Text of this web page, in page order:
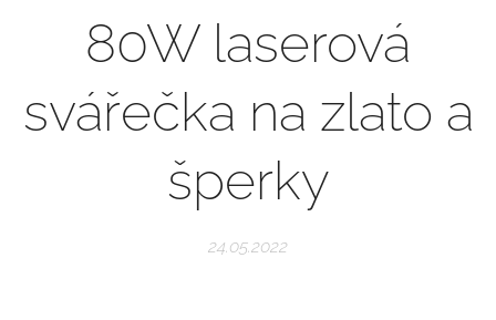
80W laserová
svářečka na zlato a
šperky
24.05.2022